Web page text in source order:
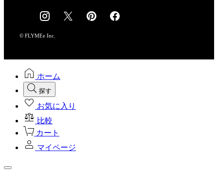
採用情報
© FLYMEe Inc.
ホーム
探す
お気に入り
比較
カート
マイページ